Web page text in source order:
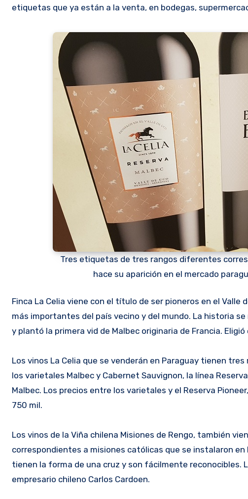
etiquetas que ya están a la venta, en bodegas,
Tres etiquetas de tres rangos diferentes
hace su aparición en el mercado
Finca La Celia viene con el título de ser pioneros en el
más importantes del país vecino y del mundo. La historia
y plantó la primera vid de Malbec originaria de Francia.
Los vinos La Celia que se venderán en Paraguay tienen
los varietales Malbec y Cabernet Sauvignon, la línea
Malbec. Los precios entre los varietales y el Reserva
750 mil.
Los vinos de la Viña chilena Misiones de Rengo, también
correspondientes a misiones católicas que se instalaron
tienen la forma de una cruz y son fácilmente reconocibles.
empresario chileno Carlos Cardoen.